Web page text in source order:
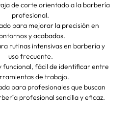
de corte orientado a la barbería
profesional.
para mejorar la precisión en
y acabados.
rutinas intensivas en barbería y
uso frecuente.
funcional, fácil de identificar entre
de trabajo.
para profesionales que buscan
profesional sencilla y eficaz.